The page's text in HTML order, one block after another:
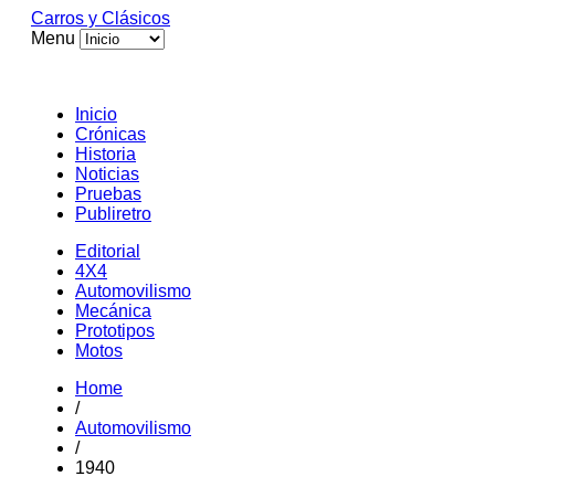
Carros y Clásicos
Menu
Inicio
Crónicas
Historia
Noticias
Pruebas
Publiretro
Editorial
4X4
Automovilismo
Mecánica
Prototipos
Motos
Home
/
Automovilismo
/
1940